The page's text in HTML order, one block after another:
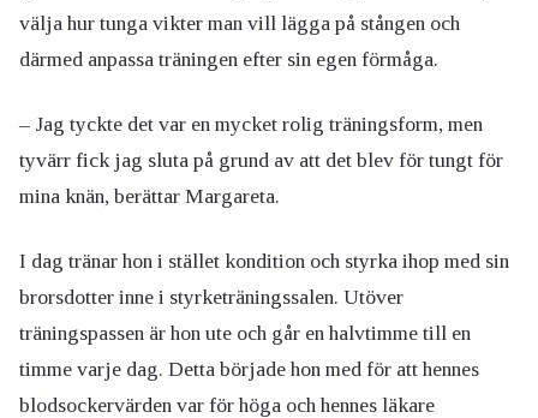
välja hur tunga vikter man vill lägga på stången och
därmed anpassa träningen efter sin egen förmåga.
– Jag tyckte det var en mycket rolig träningsform, men
tyvärr fick jag sluta på grund av att det blev för tungt för
mina knän, berättar Margareta.
I dag tränar hon i stället kondition och styrka ihop med sin
brorsdotter inne i styrketräningssalen. Utöver
träningspassen är hon ute och går en halvtimme till en
timme varje dag. Detta började hon med för att hennes
blodsockervärden var för höga och hennes läkare